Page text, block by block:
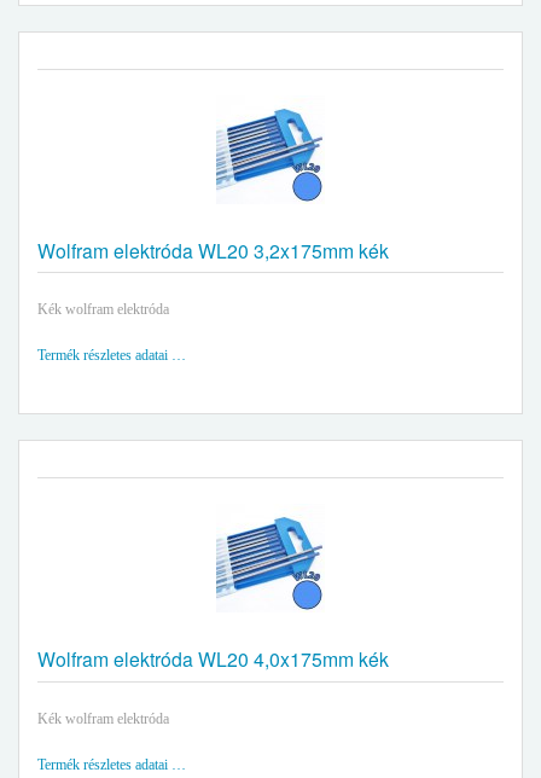
Wolfram elektróda WL20 3,2x175mm kék
Kék wolfram elektróda
Termék részletes adatai …
Wolfram elektróda WL20 4,0x175mm kék
Kék wolfram elektróda
Termék részletes adatai …